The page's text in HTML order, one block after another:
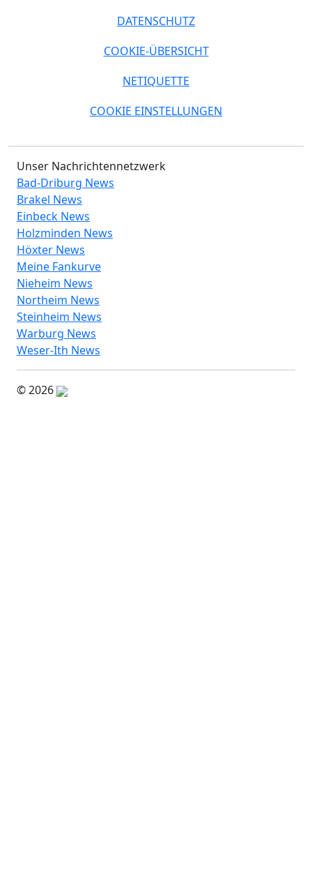
DATENSCHUTZ
COOKIE-ÜBERSICHT
NETIQUETTE
COOKIE EINSTELLUNGEN
Unser Nachrichtennetzwerk
Bad-Driburg News
Brakel News
Einbeck News
Holzminden News
Höxter News
Meine Fankurve
Nieheim News
Northeim News
Steinheim News
Warburg News
Weser-Ith News
© 2026